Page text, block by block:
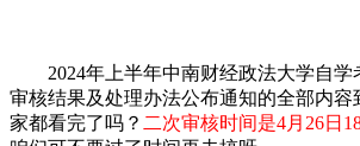
2024年上半年中南财经政法大学自学
审核结果及处理办法公布通知的全部内容
家都看完了吗？ 二次审核时间是4月26日